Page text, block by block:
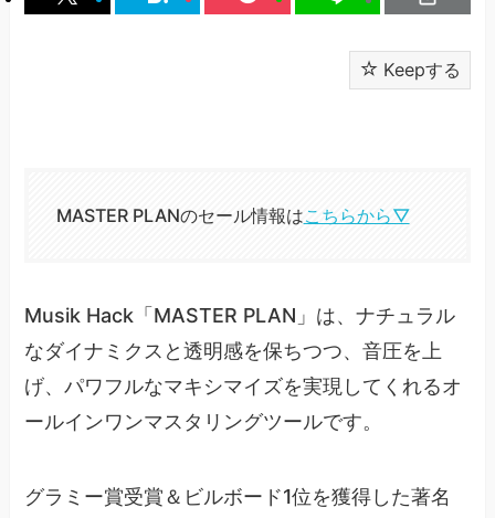
Keepする
MASTER PLANのセール情報はこちらから▽
Musik Hack「MASTER PLAN」は、ナチュラル
なダイナミクスと透明感を保ちつつ、音圧を上
げ、パワフルなマキシマイズを実現してくれるオ
ールインワンマスタリングツールです。
グラミー賞受賞＆ビルボード1位を獲得した著名